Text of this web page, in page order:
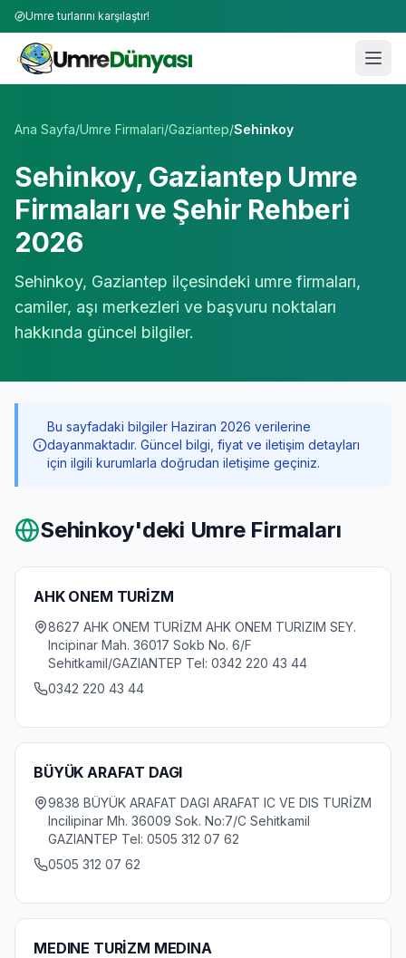
Umre turlarını karşılaştır!
Ana Sayfa/Umre Firmalari/Gaziantep/Sehinkoy
Sehinkoy, Gaziantep Umre
Firmaları ve Şehir Rehberi
2026
Sehinkoy, Gaziantep ilçesindeki umre firmaları,
camiler, aşı merkezleri ve başvuru noktaları
hakkında güncel bilgiler.
Bu sayfadaki bilgiler Haziran 2026 verilerine
dayanmaktadır. Güncel bilgi, fiyat ve iletişim detayları
için ilgili kurumlarla doğrudan iletişime geçiniz.
Sehinkoy'deki Umre Firmaları
AHK ONEM TURİZM
8627 AHK ONEM TURİZM AHK ONEM TURIZIM SEY.
Incipinar Mah. 36017 Sokb No. 6/F
Sehitkamil/GAZIANTEP Tel: 0342 220 43 44
0342 220 43 44
BÜYÜK ARAFAT DAGI
9838 BÜYÜK ARAFAT DAGI ARAFAT IC VE DIS TURİZM
Incilipinar Mh. 36009 Sok. No:7/C Sehitkamil
GAZIANTEP Tel: 0505 312 07 62
0505 312 07 62
MEDINE TURİZM MEDINA